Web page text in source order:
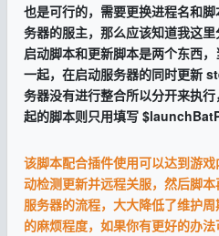
也是可行的，需要更换进程名和
务器的服主，那么应该知道我这里
启动脚本和更新脚本是两个东西
一起，在启动服务器的同时更新
务器没有进行整合所以分开来执
起的脚本则只用填写
该脚本配合插件使用可以达到游
动检测更新并远程关服，然后脚
服务器的流程，大大降低了维护
的麻烦程度，如果你有更好的办